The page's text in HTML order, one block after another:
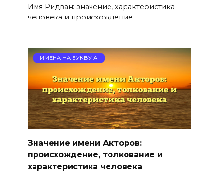
Имя Ридван: значение, характеристика
человека и происхождение
ИМЕНА НА БУКВУ А
Значение имени Акторов:
происхождение, толкование и
характеристика человека